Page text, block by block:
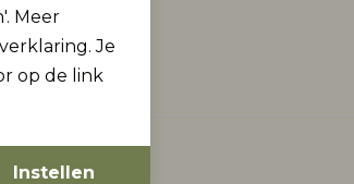
Meer
Je
op de link
Instellen